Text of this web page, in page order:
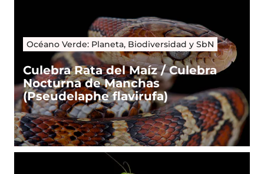
Océano Verde: Planeta, Biodiversidad y SbN
Culebra Rata del Maíz / Culebra
Nocturna de Manchas
(Pseudelaphe flavirufa)